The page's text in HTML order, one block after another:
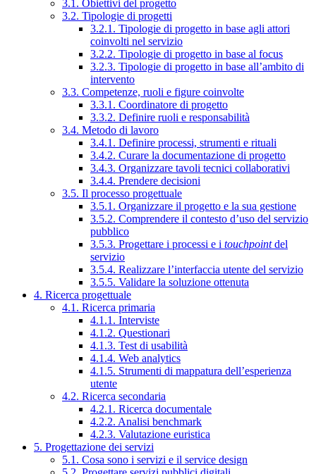
3.1. Obiettivi del progetto
3.2. Tipologie di progetti
3.2.1. Tipologie di progetto in base agli attori
coinvolti nel servizio
3.2.2. Tipologie di progetto in base al focus
3.2.3. Tipologie di progetto in base all’ambito di
intervento
3.3. Competenze, ruoli e figure coinvolte
3.3.1. Coordinatore di progetto
3.3.2. Definire ruoli e responsabilità
3.4. Metodo di lavoro
3.4.1. Definire processi, strumenti e rituali
3.4.2. Curare la documentazione di progetto
3.4.3. Organizzare tavoli tecnici collaborativi
3.4.4. Prendere decisioni
3.5. Il processo progettuale
3.5.1. Organizzare il progetto e la sua gestione
3.5.2. Comprendere il contesto d’uso del servizio
pubblico
3.5.3. Progettare i processi e i touchpointdel
servizio
3.5.4. Realizzare l’interfaccia utente del servizio
3.5.5. Validare la soluzione ottenuta
4. Ricerca progettuale
4.1. Ricerca primaria
4.1.1. Interviste
4.1.2. Questionari
4.1.3. Test di usabilità
4.1.4. Web analytics
4.1.5. Strumenti di mappatura dell’esperienza
utente
4.2. Ricerca secondaria
4.2.1. Ricerca documentale
4.2.2. Analisi benchmark
4.2.3. Valutazione euristica
5. Progettazione dei servizi
5.1. Cosa sono i servizi e il service design